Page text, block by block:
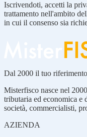
Iscrivendoti, accetti la
trattamento nell'ambito
in cui il consenso sia
Dal 2000 il tuo
Misterfisco nasce nel
tributaria ed economica e
società, commercialisti,
AZIENDA